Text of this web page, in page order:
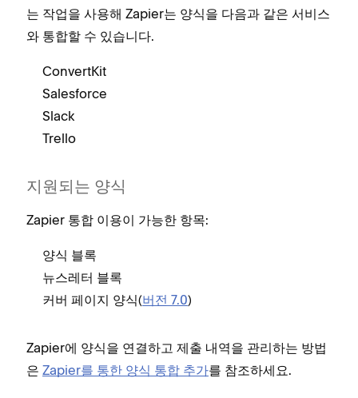
는 작업을 사용해 Zapier는 양식을 다음과 같은 서비스
와 통합할 수 있습니다.
ConvertKit
Salesforce
Slack
Trello
지원되는 양식
Zapier 통합 이용이 가능한 항목:
양식 블록
뉴스레터 블록
커버 페이지 양식(버전 7.0)
Zapier에 양식을 연결하고 제출 내역을 관리하는 방법
은 Zapier를 통한 양식 통합 추가를 참조하세요.